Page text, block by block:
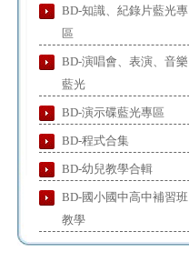
BD-知識、紀錄片藍光專
區
BD-演唱會、表演、音樂
藍光
BD-演示碟藍光專區
BD-程式合集
BD-幼兒教學合輯
BD-國小國中高中補習班
教學